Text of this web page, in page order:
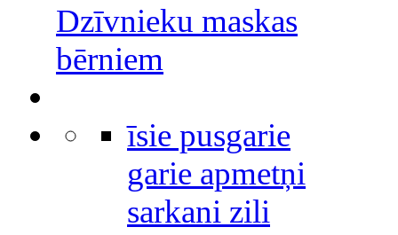
Dzīvnieku maskas
bērniem
īsie pusgarie
garie apmetņi
sarkani zili